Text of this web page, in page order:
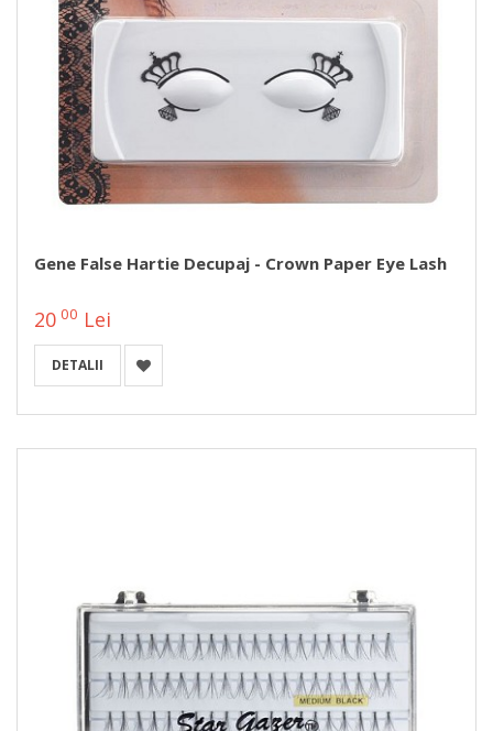
Gene False Hartie Decupaj - Crown Paper Eye Lash
20 00 Lei
DETALII